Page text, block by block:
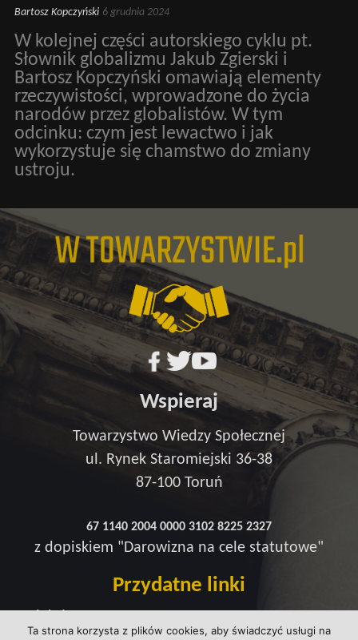
Bartosz Kopczyński 6 grudnia 2024
W kolejnej części autorskiego cyklu pt.
Słownik globalizmu Jakub Zgierski i
Bartosz Kopczyński omawiają elementy
rzeczywistości, wprowadzone do życia
narodów przez globalistów. W tym
odcinku: czym jest lewactwo i jak
wykorzystuje się chamstwo do zmiany
ustroju.
Ta strona korzysta z plików cookies, aby świadczyć usługi na
Wspieraj
Towarzystwo Wiedzy Społecznej
ul. Rynek Staromiejski 36-38
87-100 Toruń
67 1140 2004 0000 3102 8225 2327
z dopiskiem "Darowizna na cele statutowe"
Przydatne linki